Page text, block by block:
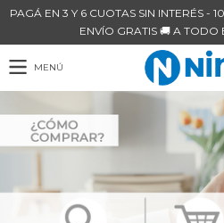
PAGÁ EN 3 Y 6 CUOTAS SIN INTERÉS -
ENVÍO GRATIS 🚚 A TODO
MENÚ